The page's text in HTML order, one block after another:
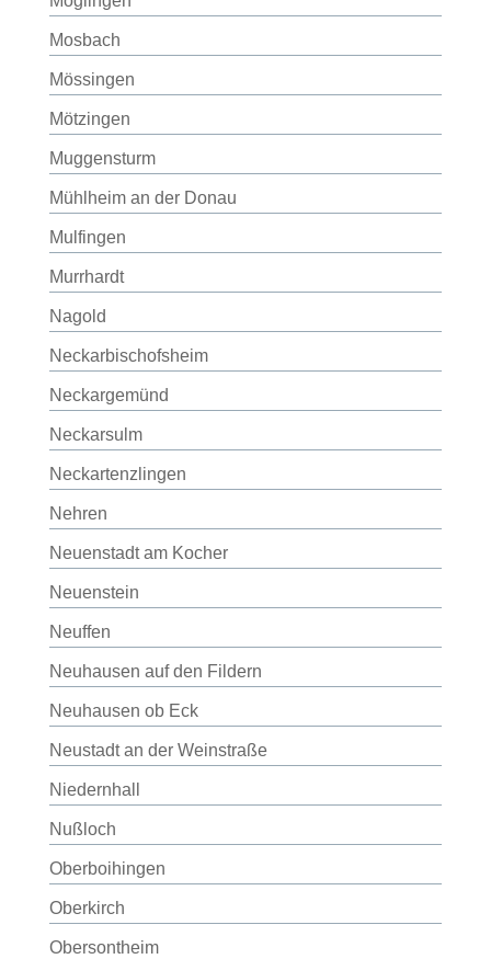
Mosbach
Mössingen
Mötzingen
Muggensturm
Mühlheim an der Donau
Mulfingen
Murrhardt
Nagold
Neckarbischofsheim
Neckargemünd
Neckarsulm
Neckartenzlingen
Nehren
Neuenstadt am Kocher
Neuenstein
Neuffen
Neuhausen auf den Fildern
Neuhausen ob Eck
Neustadt an der Weinstraße
Niedernhall
Nußloch
Oberboihingen
Oberkirch
Obersontheim